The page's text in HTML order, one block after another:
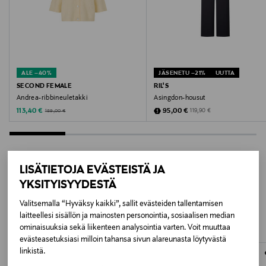
LISÄTIETOJA EVÄSTEISTÄ JA
YKSITYISYYDESTÄ
Valitsemalla “Hyväksy kaikki”, sallit evästeiden tallentamisen
laitteellesi sisällön ja mainosten personointia, sosiaalisen median
ominaisuuksia sekä liikenteen analysointia varten. Voit muuttaa
evästeasetuksiasi milloin tahansa sivun alareunasta löytyvästä
linkistä.
0512 SOFT BEIGE
Kiina
Valmistajan tuotenumero
60574
Second Female A/S
Klubiensvej 24, 2150, Nordhavn, Denmark
Digitaalinen osoite
ALE –40%
SECOND FEMALE
Andrea-ribbineuletakki
Discounted Price
113,40 € Original Price
189,00 €
JÄSENETU –21% UUTTA
RIL'S
Asingdon-housut
Discounted Price
95,00 € Original Price
119,90 €
LISÄÄ KIINNOSTAVIA
TUOTTEITA